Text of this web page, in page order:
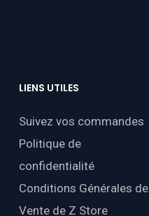
LIENS UTILES
Suivez vos commandes
Politique de
confidentialité
Conditions Générales de
Vente de Z Store